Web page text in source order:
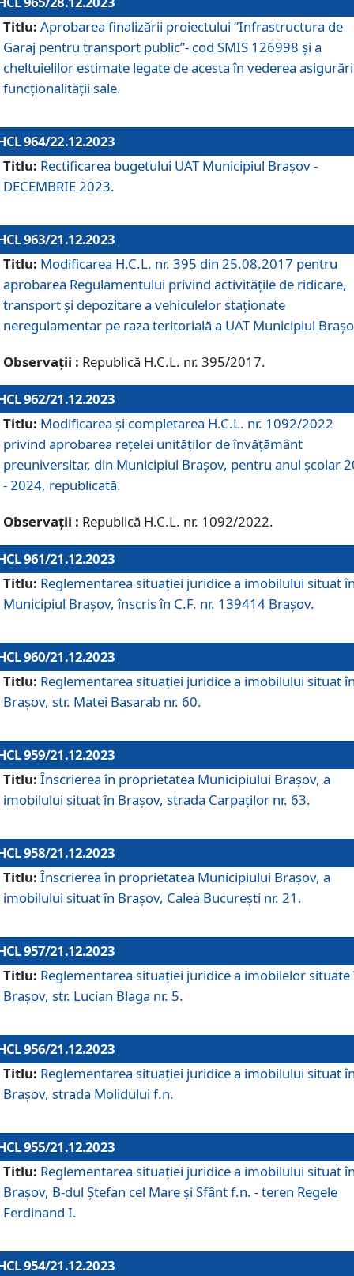
Titlu: Aprobarea finalizării proiectului ”Infrastructura de
Garaj pentru transport public”- cod SMIS 126998 și a
cheltuielilor estimate legate de acesta în vederea
funcționalității sale.
964/22.12.2023
Titlu: Rectificarea bugetului UAT Municipiul Braşov -
DECEMBRIE 2023.
963/21.12.2023
Titlu: Modificarea H.C.L. nr. 395 din 25.08.2017 pentru
aprobarea Regulamentului privind activitățile de ridicare,
transport şi depozitare a vehiculelor staționate
neregulamentar pe raza teritorială a UAT Municipiul
Observații : Republică H.C.L. nr. 395/2017.
962/21.12.2023
Titlu: Modificarea și completarea H.C.L. nr. 1092/2022
privind aprobarea rețelei unităților de învăţământ
preuniversitar, din Municipiul Braşov, pentru anul școlar
- 2024, republicată.
Observații : Republică H.C.L. nr. 1092/2022.
961/21.12.2023
Titlu: Reglementarea situației juridice a imobilului situat
Municipiul Brașov, înscris în C.F. nr. 139414 Brașov.
960/21.12.2023
Titlu: Reglementarea situației juridice a imobilului situat
Brașov, str. Matei Basarab nr. 60.
959/21.12.2023
Titlu: Înscrierea în proprietatea Municipiului Brașov, a
imobilului situat în Brașov, strada Carpaților nr. 63.
958/21.12.2023
Titlu: Înscrierea în proprietatea Municipiului Brașov, a
imobilului situat în Brașov, Calea București nr. 21.
957/21.12.2023
Titlu: Reglementarea situației juridice a imobilelor situate
Brașov, str. Lucian Blaga nr. 5.
956/21.12.2023
Titlu: Reglementarea situației juridice a imobilului situat
Brașov, strada Molidului f.n.
955/21.12.2023
Titlu: Reglementarea situației juridice a imobilului situat
Brașov, B-dul Ștefan cel Mare și Sfânt f.n. - teren Regele
Ferdinand I.
954/21.12.2023